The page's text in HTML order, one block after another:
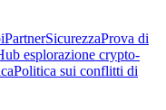
PartnerSicurezzaProva di
esplorazione crypto-
Politica sui conflitti di